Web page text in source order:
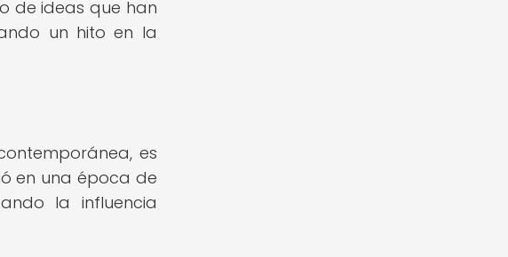
de ideas que han
un hito en la
es
en una época de
la influencia